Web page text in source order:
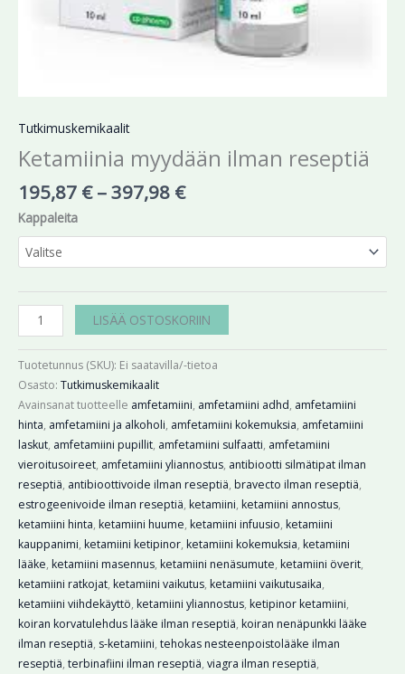
Tutkimuskemikaalit
Ketamiinia myydään ilman reseptiä
195,87 € –397,98 €
Kappaleita
LISÄÄ OSTOSKORIIN
Tuotetunnus (SKU): Ei saatavilla/-tietoa
Osasto: Tutkimuskemikaalit
Avainsanat tuotteelle amfetamiini, amfetamiini adhd, amfetamiini
hinta, amfetamiini ja alkoholi, amfetamiini kokemuksia, amfetamiini
laskut, amfetamiini pupillit, amfetamiini sulfaatti, amfetamiini
vieroitusoireet, amfetamiini yliannostus, antibiootti silmätipat ilman
reseptiä, antibioottivoide ilman reseptiä, bravecto ilman reseptiä,
estrogeenivoide ilman reseptiä, ketamiini, ketamiini annostus,
ketamiini hinta, ketamiini huume, ketamiini infuusio, ketamiini
kauppanimi, ketamiini ketipinor, ketamiini kokemuksia, ketamiini
lääke, ketamiini masennus, ketamiini nenäsumute, ketamiini överit,
ketamiini ratkojat, ketamiini vaikutus, ketamiini vaikutusaika,
ketamiini viihdekäyttö, ketamiini yliannostus, ketipinor ketamiini,
koiran korvatulehdus lääke ilman reseptiä, koiran nenäpunkki lääke
ilman reseptiä, s-ketamiini, tehokas nesteenpoistolääke ilman
reseptiä, terbinafiini ilman reseptiä, viagra ilman reseptiä,